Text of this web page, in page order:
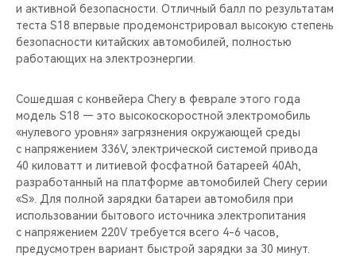
CHERY И СПОРТ
ВИДЕООБЗОРЫ
CHERY ДЛЯ ДЕТЕЙ
и активной безопасности. Отличный балл по результатам
теста S18 впервые продемонстрировал высокую степень
безопасности китайских автомобилей, полностью
работающих на электроэнергии.
Сошедшая с конвейера Chery в феврале этого года
модель S18 — это высокоскоростной электромобиль
«нулевого уровня» загрязнения окружающей среды
с напряжением 336V, электрической системой привода
40 киловатт и литиевой фосфатной батареей 40Ah,
разработанный на платформе автомобилей Chery серии
«S». Для полной зарядки батареи автомобиля при
использовании бытового источника электропитания
с напряжением 220V требуется всего 4-6 часов,
предусмотрен вариант быстрой зарядки за 30 минут.